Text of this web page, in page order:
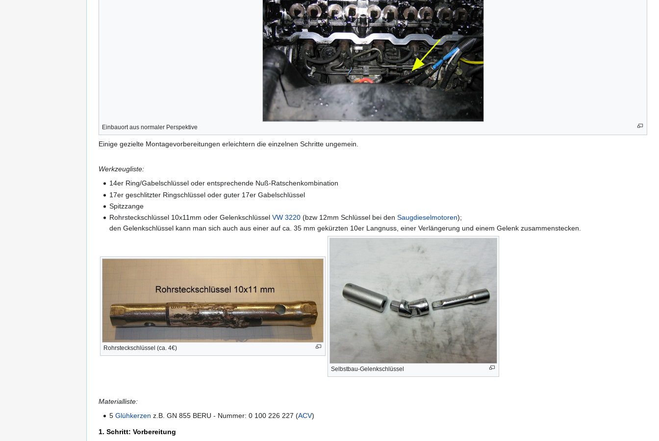
Einbauort aus normaler Perspektive
Einige gezielte Montagevorbereitungen erleichtern die einzelnen Schritte ungemein.
Werkzeugliste:
14er Ring/Gabelschlüssel oder entsprechende Nuß-Ratschenkombination
17er geschlitzter Ringschlüssel oder guter 17er Gabelschlüssel
Spitzzange
Rohrsteckschlüssel 10x11mm oder GelenkschlüsselVW 3220 (bzw 12mm Schlüssel bei denSaugdieselmotoren);
den Gelenkschlüssel kann man sich auch aus einer auf ca. 35 mm gekürzten 10er Langnuss, einer Verlängerung und einem Gelenk zusammenstecken.
Rohrsteckschlüssel (ca. 4€)
Selbstbau-Gelenkschlüssel
Materialliste:
5Glühkerzen z.B. GN 855 BERU - Nummer: 0 100 226 227 (ACV)
1. Schritt: Vorbereitung